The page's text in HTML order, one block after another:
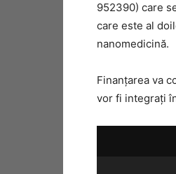
952390) care
care este al
nanomedicină.
Finanţarea va
vor fi integraţi